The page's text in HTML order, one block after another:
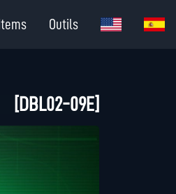
Items Outils
[DBL02-09E]